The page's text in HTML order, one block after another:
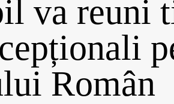
va reuni
Român